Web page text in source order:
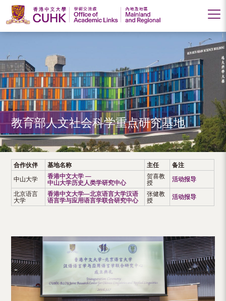
香
港
中
文
大
学
学
术
交
流
（内
地
及
地
教育部人文社会科学重点研究基地
合作伙伴 基地名称 主任
备注
中山大学
香港中文大学 —
中山大学历史人类学研究中心
贺喜教
授
活动报导
北京语言
大学
香港中文大学—北京语言大学汉语
语言学与应用语言学联合研究中心
张健教
授
活动报导